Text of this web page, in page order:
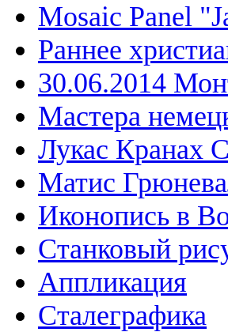
Mosaic Panel
Раннее
30.06.2014
Мастера
Лукас Кранах
Матис
Иконопись в
Станковый
Аппликация
Сталеграфика